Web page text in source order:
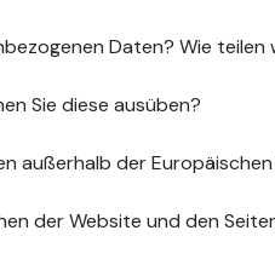
Daten? Wie teilen
Sie diese ausüben?
außerhalb der
der Website und den